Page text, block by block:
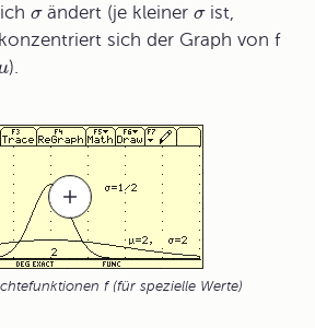
σändert (je kleinerσist,
sich der Graph von f
).
f (für spezielle Werte)